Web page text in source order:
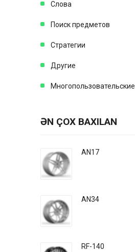
Слова
Поиск предметов
Стратегии
Другие
Многопользовательские
ƏN ÇOX BAXILAN
AN17
AN34
RF-140